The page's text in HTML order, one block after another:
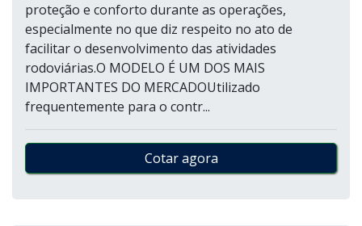
proteção e conforto durante as operações,
especialmente no que diz respeito no ato de
facilitar o desenvolvimento das atividades
rodoviárias.O MODELO É UM DOS MAIS
IMPORTANTES DO MERCADOUtilizado
frequentemente para o contr...
Cotar agora